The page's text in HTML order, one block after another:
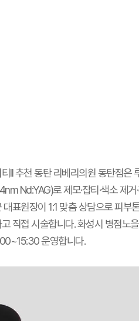
II 추천 동탄 리베리의원 동탄점
Nd:YAG)로 제모·잡티·색소 제
대표원장이 1:1 맞춤 상담으로 피부
직접 시술합니다. 화성시 병점노
운영합니다.